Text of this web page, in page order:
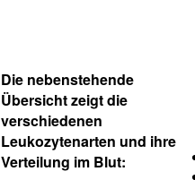
Die nebenstehende
Übersicht zeigt die
verschiedenen
Leukozytenarten und ihre
Verteilung im Blut: